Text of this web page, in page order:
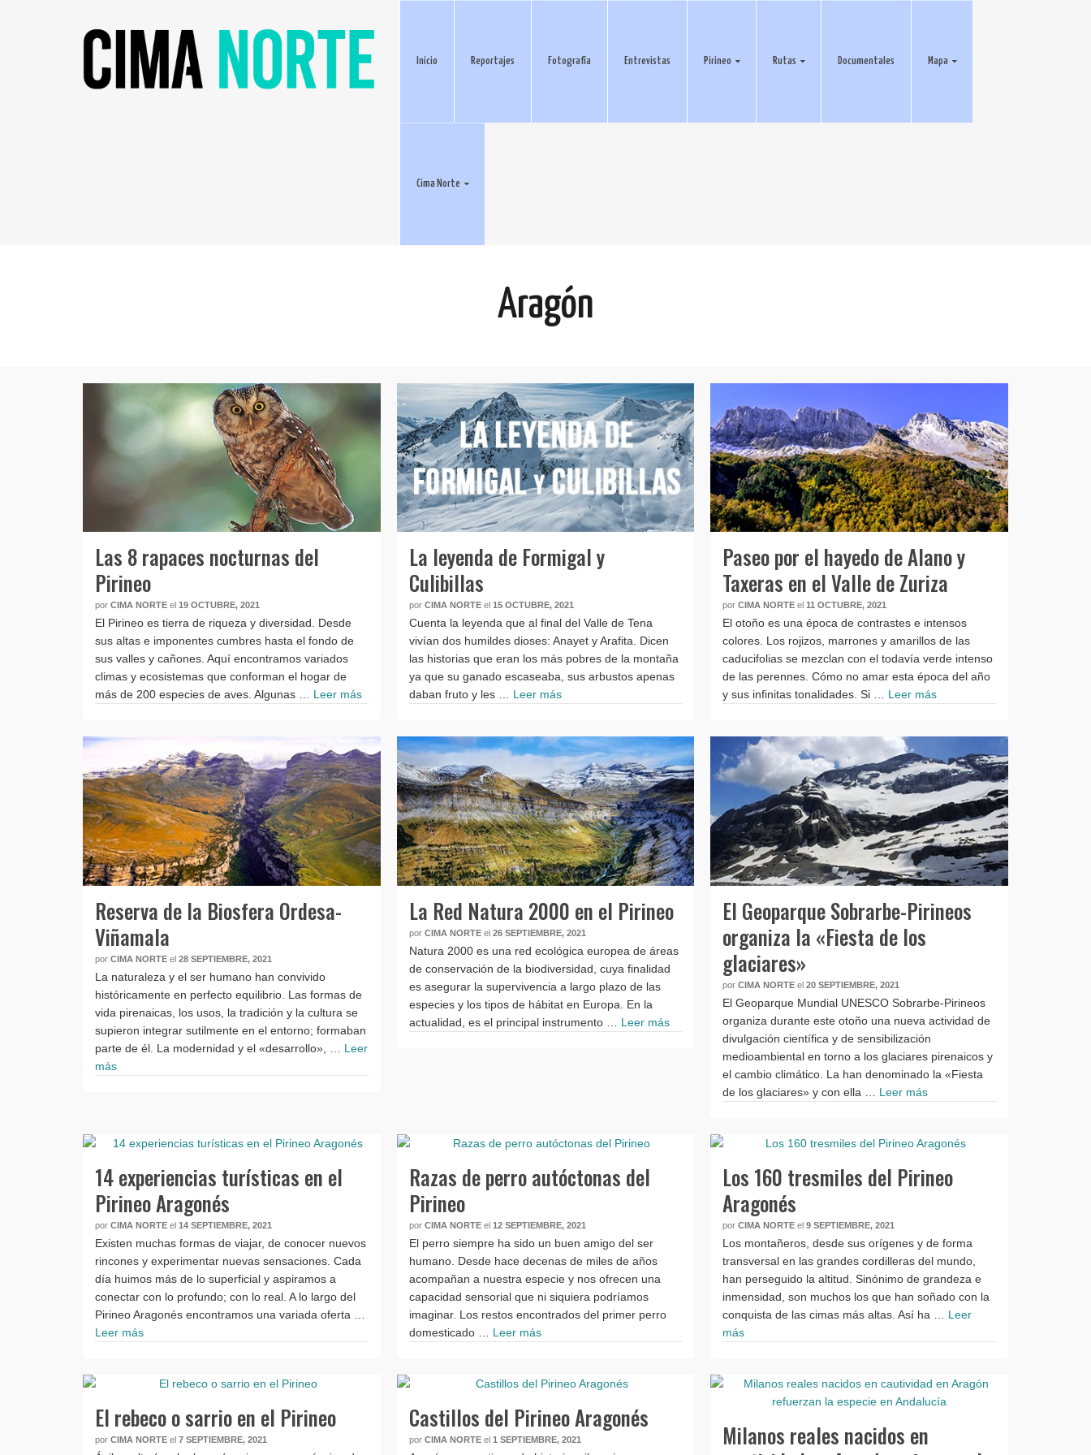
Inicio Reportajes Fotografía Entrevistas Pirineo Rutas Documentales Mapa
Cima Norte
Aragón
Las 8 rapaces nocturnas del
Pirineo
por CIMA NORTE el 19 OCTUBRE, 2021
El Pirineo es tierra de riqueza y diversidad. Desde
sus altas e imponentes cumbres hasta el fondo de
sus valles y cañones. Aquí encontramos variados
climas y ecosistemas que conforman el hogar de
más de 200 especies de aves. Algunas … Leer más
La leyenda de Formigal y
Culibillas
por CIMA NORTE el 15 OCTUBRE, 2021
Cuenta la leyenda que al final del Valle de Tena
vivían dos humildes dioses: Anayet y Arafita. Dicen
las historias que eran los más pobres de la montaña
ya que su ganado escaseaba, sus arbustos apenas
daban fruto y les … Leer más
Paseo por el hayedo de Alano y
Taxeras en el Valle de Zuriza
porCIMA NORTE el11 OCTUBRE, 2021
El otoño es una época de contrastes e intensos
colores. Los rojizos, marrones y amarillos de las
caducifolias se mezclan con el todavía verde intenso
de las perennes. Cómo no amar esta época del año
y sus infinitas tonalidades. Si … Leer más
Reserva de la Biosfera Ordesa-
Viñamala
por CIMA NORTE el 28 SEPTIEMBRE, 2021
La naturaleza y el ser humano han convivido
históricamente en perfecto equilibrio. Las formas de
vida pirenaicas, los usos, la tradición y la cultura se
supieron integrar sutilmente en el entorno; formaban
parte de él. La modernidad y el «desarrollo», … Leer
más
La Red Natura 2000 en el Pirineo
por CIMA NORTE el 26 SEPTIEMBRE, 2021
Natura 2000 es una red ecológica europea de áreas
de conservación de la biodiversidad, cuya finalidad
es asegurar la supervivencia a largo plazo de las
especies y los tipos de hábitat en Europa. En la
actualidad, es el principal instrumento … Leer más
El Geoparque Sobrarbe-Pirineos
organiza la «Fiesta de los
glaciares»
porCIMA NORTE el20 SEPTIEMBRE, 2021
El Geoparque Mundial UNESCO Sobrarbe-Pirineos
organiza durante este otoño una nueva actividad de
divulgación científica y de sensibilización
medioambiental en torno a los glaciares pirenaicos y
el cambio climático. La han denominado la «Fiesta
de los glaciares» y con ella … Leer más
14 experiencias turísticas en el
Pirineo Aragonés
por CIMA NORTE el 14 SEPTIEMBRE, 2021
Existen muchas formas de viajar, de conocer nuevos
rincones y experimentar nuevas sensaciones. Cada
día huimos más de lo superficial y aspiramos a
conectar con lo profundo; con lo real. A lo largo del
Pirineo Aragonés encontramos una variada oferta …
Leer más
Razas de perro autóctonas del
Pirineo
por CIMA NORTE el 12 SEPTIEMBRE, 2021
El perro siempre ha sido un buen amigo del ser
humano. Desde hace decenas de miles de años
acompañan a nuestra especie y nos ofrecen una
capacidad sensorial que ni siquiera podríamos
imaginar. Los restos encontrados del primer perro
domesticado … Leer más
Los 160 tresmiles del Pirineo
Aragonés
porCIMA NORTE el9 SEPTIEMBRE, 2021
Los montañeros, desde sus orígenes y de forma
transversal en las grandes cordilleras del mundo,
han perseguido la altitud. Sinónimo de grandeza e
inmensidad, son muchos los que han soñado con la
conquista de las cimas más altas. Así ha … Leer
más
El rebeco o sarrio en el Pirineo
por CIMA NORTE el 7 SEPTIEMBRE, 2021
Castillos del Pirineo Aragonés
por CIMA NORTE el 1 SEPTIEMBRE, 2021
Milanos reales nacidos en